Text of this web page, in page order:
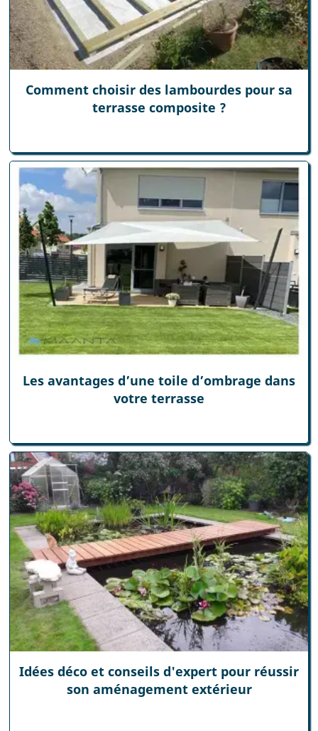
Comment choisir des lambourdes pour sa
terrasse composite ?
Les avantages d’une toile d’ombrage dans
votre terrasse
Idées déco et conseils d'expert pour réussir
son aménagement extérieur